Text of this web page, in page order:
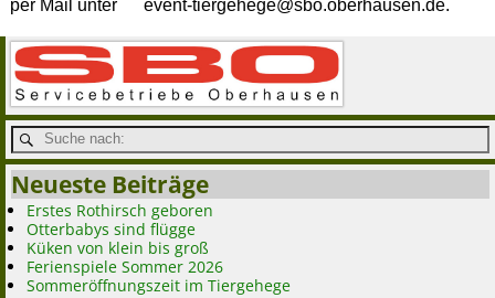
per Mail unter event-tiergehege@sbo.oberhausen.de.
Neueste Beiträge
Erstes Rothirsch geboren
Otterbabys sind flügge
Küken von klein bis groß
Ferienspiele Sommer 2026
Sommeröffnungszeit im Tiergehege